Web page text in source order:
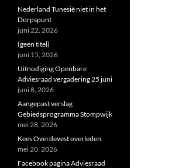
Nederland Tunesië niet in het
Dorpspunt
juni 22, 2026
(geen titel)
juni 15, 2026
Uitnodiging Openbare
Adviesraad vergadering 25 juni
juni 8, 2026
Aangepast verslag
Gebiedsprogramma Stompwijk
mei 28, 2026
Kees Overdevest overleden
mei 20, 2026
Facebook pagina Adviesraad